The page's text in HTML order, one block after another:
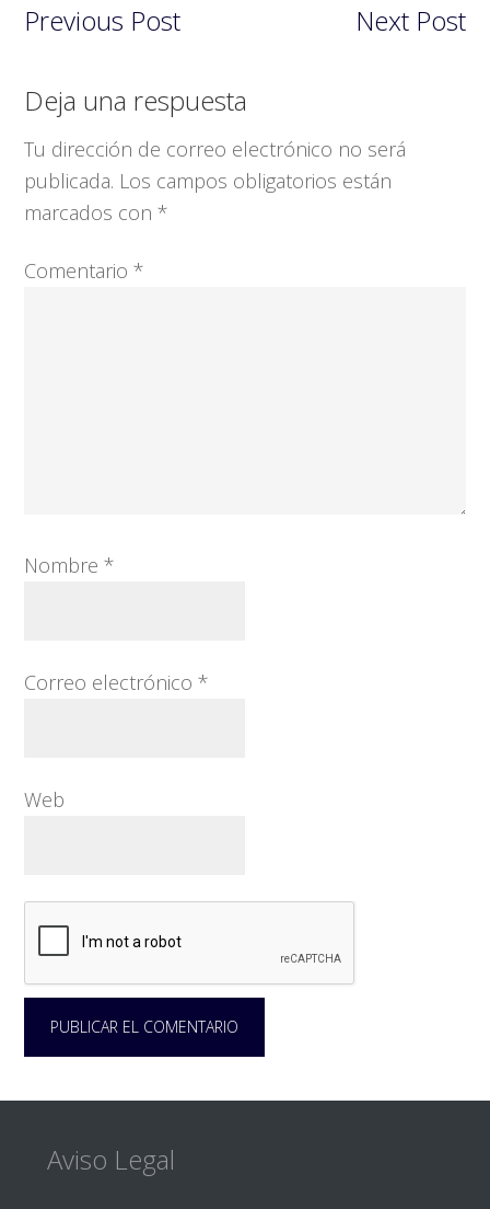
Previous Post Next Post
Interacciones
con
los
lectores
Deja una respuesta
Tu dirección de correo electrónico no será
publicada. Los campos obligatorios están
marcados con*
Comentario*
Nombre*
Correo electrónico*
Web
Footer
Aviso Legal